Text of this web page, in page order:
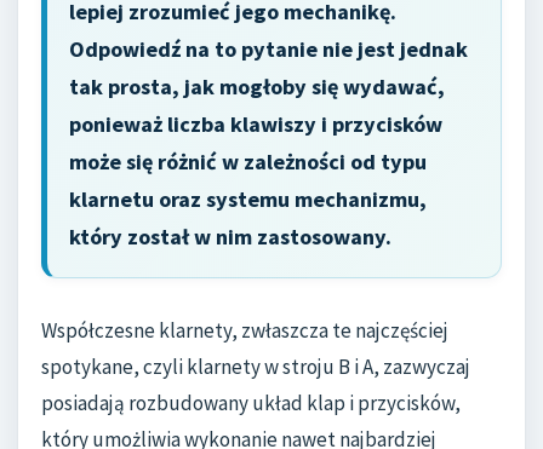
lepiej zrozumieć jego mechanikę.
Odpowiedź na to pytanie nie jest jednak
tak prosta, jak mogłoby się wydawać,
ponieważ liczba klawiszy i przycisków
może się różnić w zależności od typu
klarnetu oraz systemu mechanizmu,
który został w nim zastosowany.
Współczesne klarnety, zwłaszcza te najczęściej
spotykane, czyli klarnety w stroju B i A, zazwyczaj
posiadają rozbudowany układ klap i przycisków,
który umożliwia wykonanie nawet najbardziej